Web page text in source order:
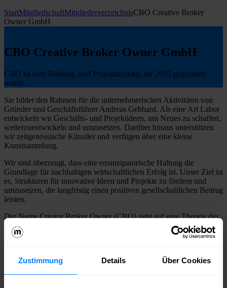
Zustimmung Details Über Cookies
StartMitgliedschaftMitgliederverzeichnisCBO Creative Broker
Owner GmbH
CBO Creative Broker Owner GmbH
CBO ist eine Holding- und Projektstruktur, die 2015 gegründet
wurde.
Sie bildet den Rahmen für die unternehmerischen Aktivitäten von
Gründer und Geschäftsführer Andreas Gebhard. Als eine Art Labor
entwickeln wir Geschäfts- und Projektideen, um Neues zu schaffen,
weiterzuentwickeln und umzusetzen. Darüber hinaus unterstützen
wir zeitgenössische Künstler und verfügen über eine kleine
Kunstsammlung.
Wir sind überzeugt, dass eine emanzipatorische Haltung die
Grundlage für nachhaltigen wirtschaftlichen Erfolg ist. Unser Ziel ist
es, Strukturen für innovative Ideen und Projekte zu fördern und
umzusetzen, die langfristig einen positiven gesellschaftlichen Beitrag
leisten.
Der Name Creator Broker Owner (CBO) geht auf eine Theorie des
Organisationspsychologen Prof. Peter Kruse (1955–2015) zurück.
Er beschreibt darin drei zentrale Rollen der Innovationsentstehung:
die Entwicklung neuer, wirksamer Projekte.